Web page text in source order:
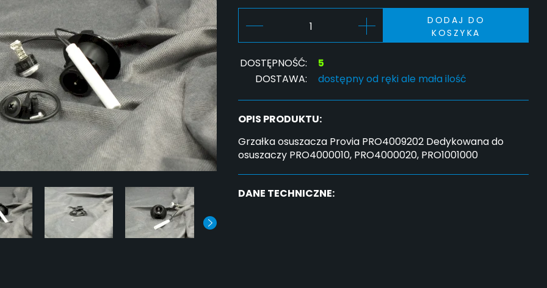
DODAJ DO
KOSZYKA
DOSTĘPNOŚĆ:
5
DOSTAWA:
dostępny od ręki ale mała ilość
OPIS PRODUKTU:
Grzałka osuszacza Provia PRO4009202 Dedykowana do
osuszaczy PRO4000010, PRO4000020, PRO1001000
DANE TECHNICZNE: